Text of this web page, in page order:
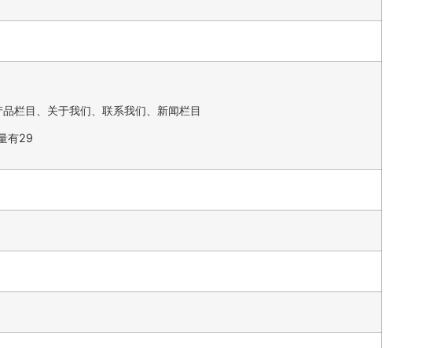
栏目、关于我们、联系我们、新闻栏目
有29